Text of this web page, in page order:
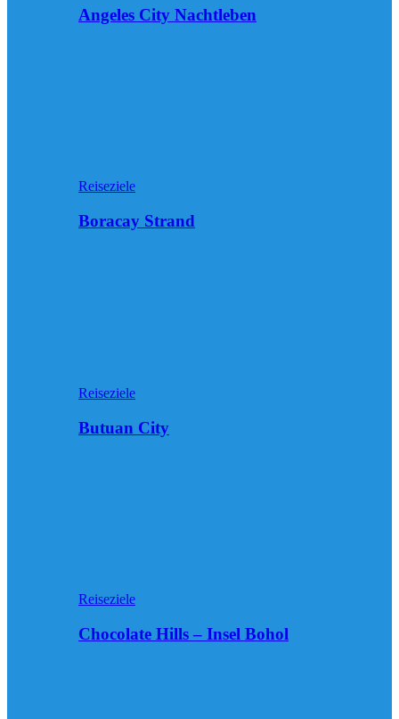
Angeles City Nachtleben
Reiseziele
Boracay Strand
Reiseziele
Butuan City
Reiseziele
Chocolate Hills – Insel Bohol